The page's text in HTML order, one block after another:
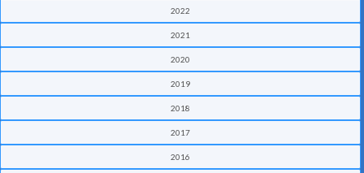
2022
2021
2020
2019
2018
2017
2016